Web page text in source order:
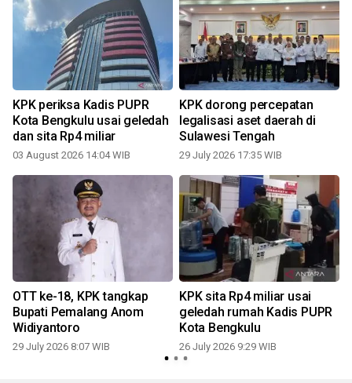
KPK periksa Kadis PUPR
Kota Bengkulu usai geledah
dan sita Rp4 miliar
03 August 2026 14:04 WIB
KPK dorong percepatan
legalisasi aset daerah di
Sulawesi Tengah
29 July 2026 17:35 WIB
OTT ke-18, KPK tangkap
Bupati Pemalang Anom
Widiyantoro
29 July 2026 8:07 WIB
KPK sita Rp4 miliar usai
geledah rumah Kadis PUPR
Kota Bengkulu
26 July 2026 9:29 WIB